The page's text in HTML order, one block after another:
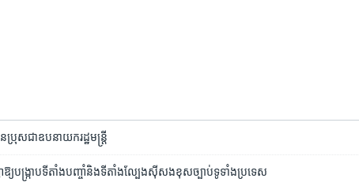
រុស​ជា​ឧបនាយក​រដ្ឋមន្រ្តី
ឱ្យ​បង្ក្រាប​ទីតាំង​បញ្ចាំ​និង​ទីតាំង​ល្បែង​ស៊ីសង​ខុសច្បាប់​ទូទាំង​ប្រទេស